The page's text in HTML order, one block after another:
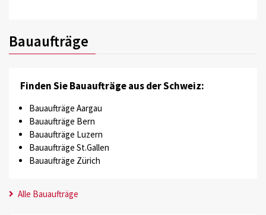
Bauaufträge
Finden Sie Bauaufträge aus der Schweiz:
Bauaufträge Aargau
Bauaufträge Bern
Bauaufträge Luzern
Bauaufträge St.Gallen
Bauaufträge Zürich
Alle Bauaufträge